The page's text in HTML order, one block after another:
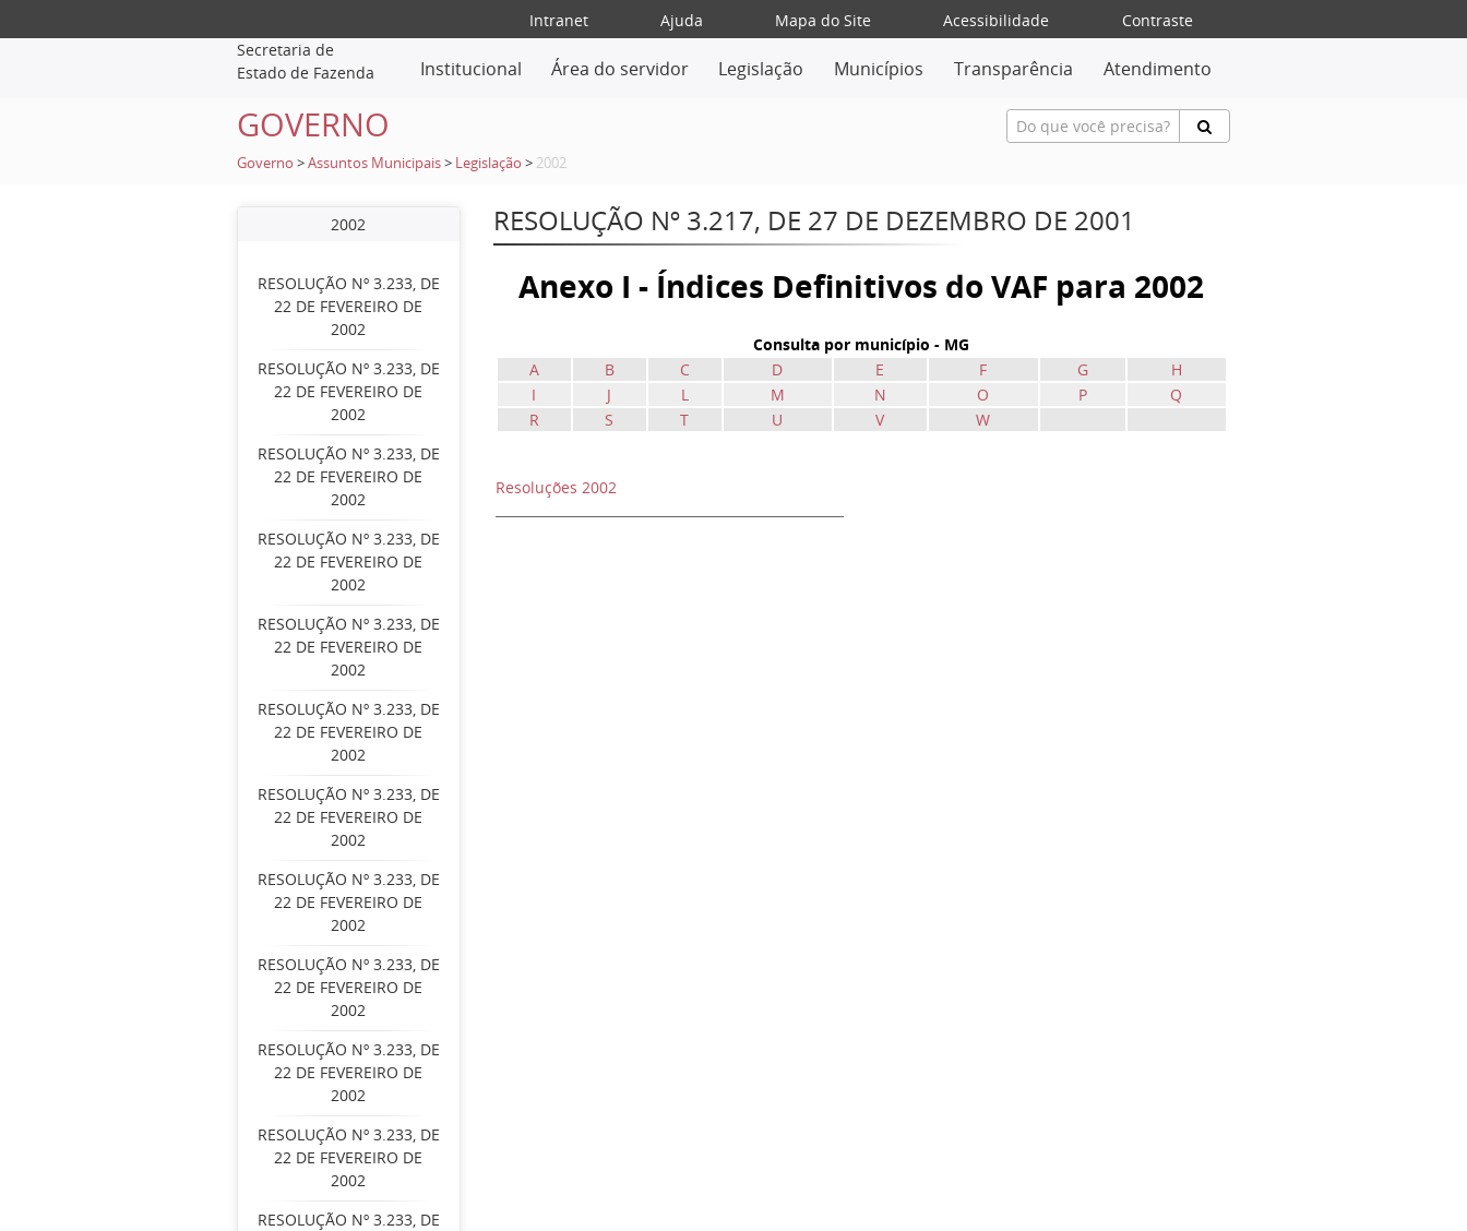
Intranet Ajuda Mapa do Site Acessibilidade
Contraste
Secretaria de
Estado de Fazenda
Institucional Área do servidor Legislação Municípios Transparência Atendimento
GOVERNO
Governo >Assuntos Municipais > Legislação > 2002
2002
RESOLUÇÃO Nº 3.233, DE
22 DE FEVEREIRO DE
2002
RESOLUÇÃO Nº 3.233, DE
22 DE FEVEREIRO DE
2002
RESOLUÇÃO Nº 3.233, DE
22 DE FEVEREIRO DE
2002
RESOLUÇÃO Nº 3.233, DE
22 DE FEVEREIRO DE
2002
RESOLUÇÃO Nº 3.233, DE
22 DE FEVEREIRO DE
2002
RESOLUÇÃO Nº 3.233, DE
22 DE FEVEREIRO DE
2002
RESOLUÇÃO Nº 3.233, DE
22 DE FEVEREIRO DE
2002
RESOLUÇÃO Nº 3.233, DE
22 DE FEVEREIRO DE
2002
RESOLUÇÃO Nº 3.233, DE
22 DE FEVEREIRO DE
2002
RESOLUÇÃO Nº 3.233, DE
22 DE FEVEREIRO DE
2002
RESOLUÇÃO Nº 3.233, DE
22 DE FEVEREIRO DE
2002
RESOLUÇÃO Nº 3.233, DE
RESOLUÇÃO Nº 3.217, DE 27 DE DEZEMBRO DE 2001
Anexo I - Índices Definitivos do VAF para 2002
Consulta por município - MG
A
B C D E F G
H
I
J L M N O P
Q
R
S T U V W
Resoluções 2002